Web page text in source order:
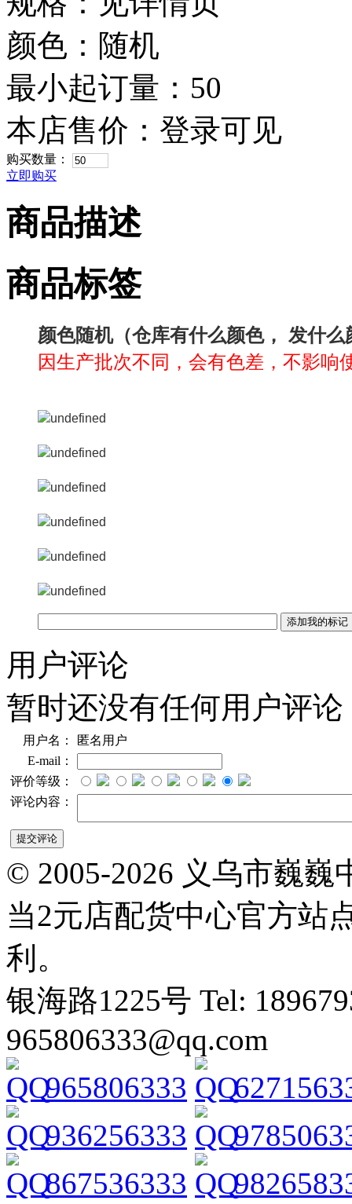
颜色：随机
最小起订量：50
本店售价： 登录可见
购买数量：
立即购买
商品描述
商品标签
颜色随机（仓库有什么颜色， 发什
因生产批次不同，会有色差，不影响
用户评论
暂时还没有任何用户评论
用户名：
匿名用户
E-mail：
评价等级：
评论内容：
© 2005-2026 义乌市巍
当2元店配货中心官方站
利。
银海路1225号 Tel:
965806333@qq.com
965806333
936256333
867536333